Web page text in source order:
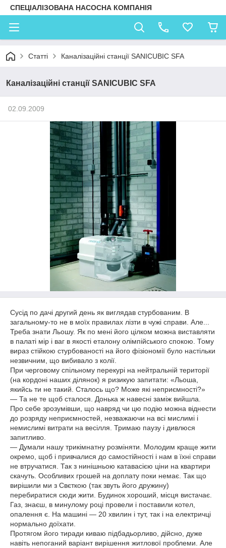
СПЕЦІАЛІЗОВАНА НАСОСНА КОМПАНІЯ
Статті Каналізаційні станції SANICUBIC SFA
Каналізаційні станції SANICUBIC SFA
02.09.2009
Сусід по дачі другий день як виглядав стурбованим. В
загальному-то не в моїх правилах лізти в чужі справи. Але...
Треба знати Льошу. Як по мені його цілком можна виставляти
в палаті мір і ваг в якості еталону олімпійського спокою. Тому
вираз стійкою стурбованості на його фізіономії було настільки
незвичним, що вибивало з колії.
При черговому спільному перекурі на нейтральній території
(на кордоні наших ділянок) я ризикую запитати: «Льоша,
якийсь ти не такий. Сталось що? Може які неприємності?»
— Та не те щоб сталося. Донька ж навесні заміж вийшла.
Про себе зрозумівши, що навряд чи цю подію можна віднести
до розряду неприємностей, незважаючи на всі мислимі і
немислимі витрати на весілля. Тримаю паузу і дивлюся
запитливо.
— Думали нашу трикімнатну розміняти. Молодим краще жити
окремо, щоб і привчалися до самостійності і нам в їхні справи
не втручатися. Так з нинішньою катавасією ціни на квартири
скачуть. Особливих грошей на доплату поки немає. Так що
вирішили ми з Свєткою (так звуть його дружину)
перебиратися сюди жити. Будинок хороший, місця вистачає.
Газ, знаєш, в минулому році провели і поставили котел,
опалення є. На машині — 20 хвилин і тут, так і на електричці
нормально доїхати.
Протягом його тиради киваю підбадьорливо, дійсно, дуже
навіть непоганий варіант вирішення житлової проблеми. Але